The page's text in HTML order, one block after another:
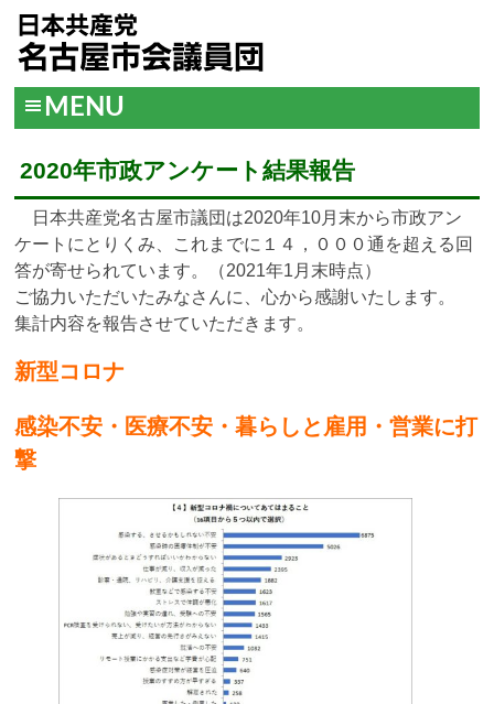
MENU
2020年市政アンケート結果報告
日本共産党名古屋市議団は2020年10月末から市政アン
ケートにとりくみ、これまでに１４，０００通を超える回
答が寄せられています。（2021年1月末時点）
ご協力いただいたみなさんに、心から感謝いたします。
集計内容を報告させていただきます。
新型コロナ
感染不安・医療不安・暮らしと雇用・営業に打
撃